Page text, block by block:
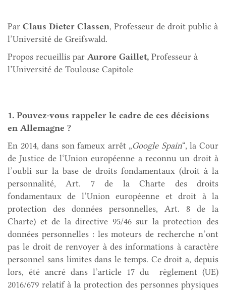
Par Claus Dieter Classen, Professeur de droit public à
l’Université de Greifswald.
Propos recueillis par Aurore Gaillet, Professeur à
l’Université de Toulouse Capitole
1. Pouvez-vous rappeler le cadre de ces décisions
en Allemagne ?
En 2014, dans son fameux arrêt „Google Spain“, la Cour
de Justice de l‘Union européenne a reconnu un droit à
l’oubli sur la base de droits fondamentaux (droit à la
personnalité, Art. 7 de la Charte des droits
fondamentaux de l’Union européenne et droit à la
protection des données personnelles, Art. 8 de la
Charte) et de la directive 95/46 sur la protection des
données personnelles : les moteurs de recherche n’ont
pas le droit de renvoyer à des informations à caractère
personnel sans limites dans le temps. Ce droit a, depuis
lors, été ancré dans l’article 17 du règlement (UE)
2016/679 relatif à la protection des personnes physiques